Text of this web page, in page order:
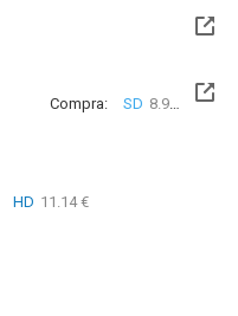
Compra: SD 8.99 € HD
HD 11.14 €